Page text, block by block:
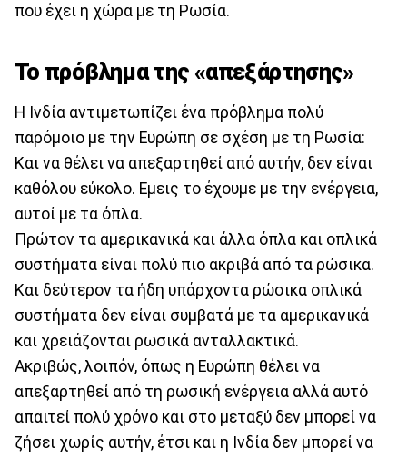
που έχει η χώρα με τη Ρωσία.
Το πρόβλημα της «απεξάρτησης»
Η Ινδία αντιμετωπίζει ένα πρόβλημα πολύ
παρόμοιο με την Ευρώπη σε σχέση με τη Ρωσία:
Και να θέλει να απεξαρτηθεί από αυτήν, δεν είναι
καθόλου εύκολο. Εμεις το έχουμε με την ενέργεια,
αυτοί με τα όπλα.
Πρώτον τα αμερικανικά και άλλα όπλα και οπλικά
συστήματα είναι πολύ πιο ακριβά από τα ρώσικα.
Και δεύτερον τα ήδη υπάρχοντα ρώσικα οπλικά
συστήματα δεν είναι συμβατά με τα αμερικανικά
και χρειάζονται ρωσικά ανταλλακτικά.
Ακριβώς, λοιπόν, όπως η Ευρώπη θέλει να
απεξαρτηθεί από τη ρωσική ενέργεια αλλά αυτό
απαιτεί πολύ χρόνο και στο μεταξύ δεν μπορεί να
ζήσει χωρίς αυτήν, έτσι και η Ινδία δεν μπορεί να